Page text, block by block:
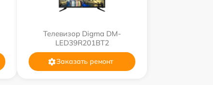
Телевизор Digma DM-
LED39R201BT2
Заказать ремонт